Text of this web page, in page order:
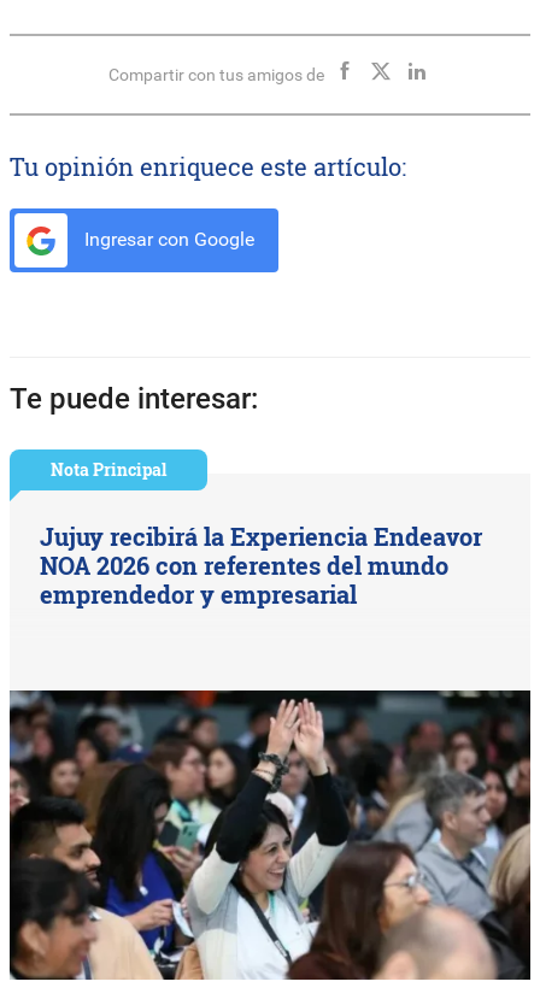
Compartir con tus amigos de
Tu opinión enriquece este artículo:
Ingresar con Google
Te puede interesar:
Nota Principal
Jujuy recibirá la Experiencia Endeavor
NOA 2026 con referentes del mundo
emprendedor y empresarial